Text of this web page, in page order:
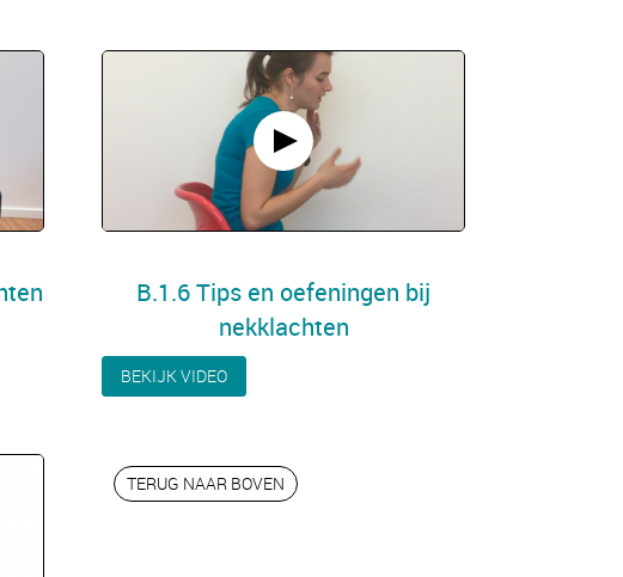
B.1.6 Tips en oefeningen bij
nekklachten
BEKIJK VIDEO
TERUG NAAR BOVEN